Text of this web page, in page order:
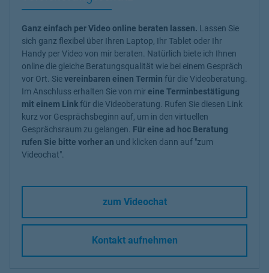
Ganz einfach per Video online beraten lassen. Lassen Sie
sich ganz flexibel über Ihren Laptop, Ihr Tablet oder Ihr
Handy per Video von mir beraten. Natürlich biete ich Ihnen
online die gleiche Beratungsqualität wie bei einem Gespräch
vor Ort. Sievereinbaren einen Termin für die Videoberatung.
Im Anschluss erhalten Sie von mireine Terminbestätigung
mit einem Linkfür die Videoberatung. Rufen Sie diesen Link
kurz vor Gesprächsbeginn auf, um in den virtuellen
Gesprächsraum zu gelangen. Für eine ad hoc Beratung
rufen Sie bitte vorher an und klicken dann auf "zum
Videochat".
zum Videochat
Kontakt aufnehmen